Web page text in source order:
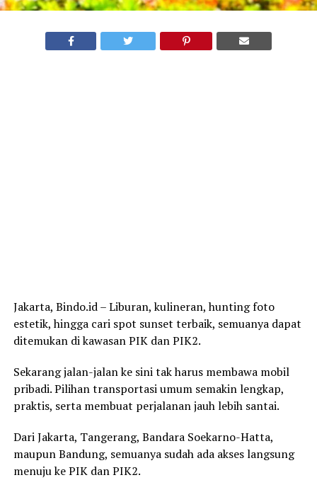
Jakarta, Bindo.id – Liburan, kulineran, hunting foto
estetik, hingga cari spot sunset terbaik, semuanya dapat
ditemukan di kawasan PIK dan PIK2.
Sekarang jalan-jalan ke sini tak harus membawa mobil
pribadi. Pilihan transportasi umum semakin lengkap,
praktis, serta membuat perjalanan jauh lebih santai.
Dari Jakarta, Tangerang, Bandara Soekarno-Hatta,
maupun Bandung, semuanya sudah ada akses langsung
menuju ke PIK dan PIK2.